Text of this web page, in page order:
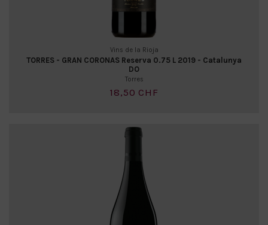
Vins de la Rioja
TORRES - GRAN CORONAS Reserva 0.75 L 2019 - Catalunya
DO
Torres
18,50 CHF